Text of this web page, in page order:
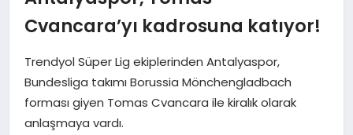
BASKETBOL
VOLEYBOL
HENTBOL
Cvancara’yı kadrosuna katıyor!
Trendyol Süper Lig ekiplerinden Antalyaspor,
Bundesliga takımı Borussia Mönchengladbach
forması giyen Tomas Cvancara ile kiralık olarak
anlaşmaya vardı.